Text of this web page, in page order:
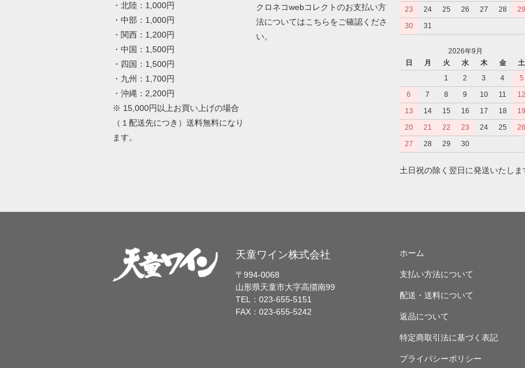
・北陸：1,000円
・中部：1,000円
・関西：1,200円
・中国：1,500円
・四国：1,500円
・九州：1,700円
・沖縄：2,200円
※ 15,000円以上お買い上げの場合
（１配送先につき）送料無料になり
ます。
クロネコwebコレクトのお支払い方
法についてはこちらをご確認くださ
い。
23
24 25 26 27 28
29
30
31
2026年9月
日
月 火 水 木 金
土
1
2 3 4
5
6
7 8 9 10 11
12
13
14 15 16 17 18
19
20
21 22 23 24 25
26
27
28 29 30
土日祝の除く翌日に発送いたしま
天童ワイン株式会社
〒994-0068
山形県天童市大字高擶南99
TEL：023-655-5151
FAX：023-655-5242
ホーム
支払い方法について
配送・送料について
返品について
特定商取引法に基づく表記
プライバシーポリシー